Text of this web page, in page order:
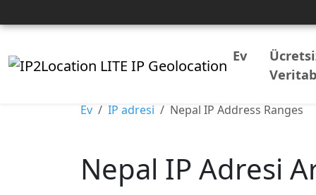
Ev
Ev
IP adresi Nepal IP Address Ranges
Nepal IP Adresi